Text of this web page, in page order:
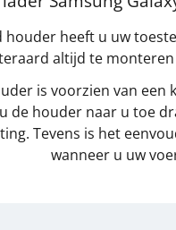
houder heeft u uw
altijd te monteren
is voorzien van
de houder naar u toe
Tevens is het
wanneer u uw